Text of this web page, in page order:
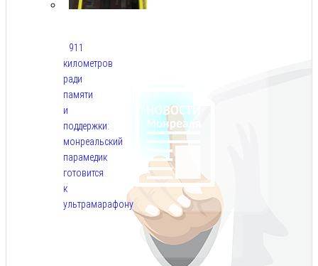
911
километров
ради
памяти
и
поддержки:
монреальский
парамедик
готовится
к
ультрамарафону